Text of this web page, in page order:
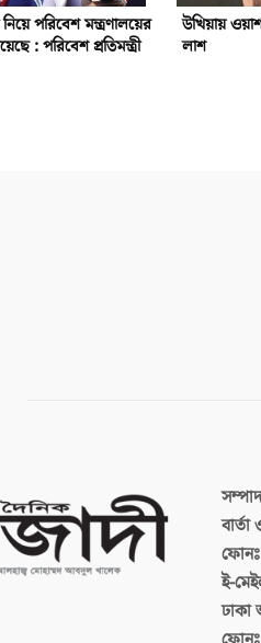
নিয়ে পরিবেশ মন্ত্রণালয়ের
: পরিবেশ প্রতিমন্ত্রী
উখিয়ায়
লাশ
ফোনঃ
ই-